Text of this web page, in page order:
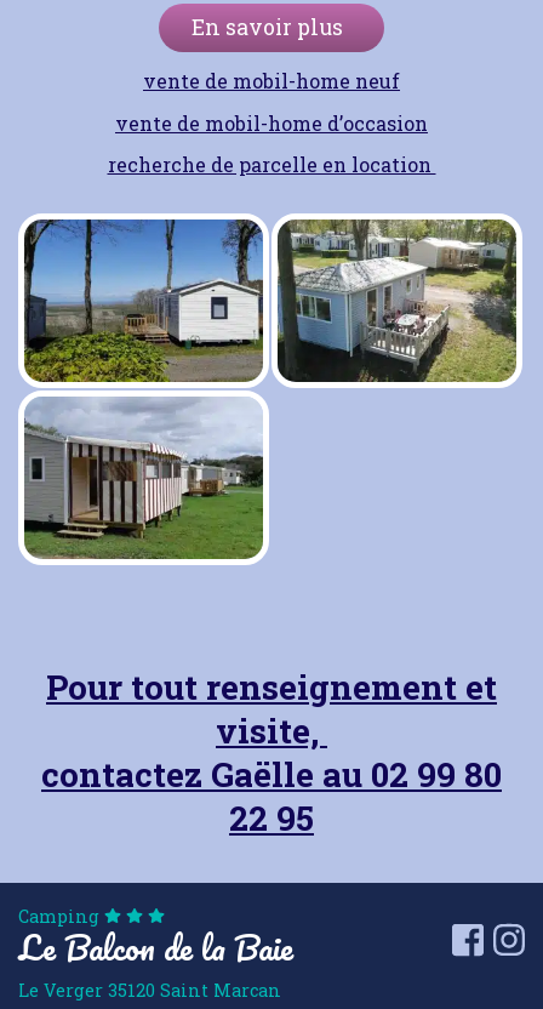
En savoir plus
vente de mobil-home neuf
vente de mobil-home d’occasion
recherche de parcelle en location
Pour tout renseignement et
visite,
contactez Gaëlle au 02 99 80
22 95
Camping
Le Balcon de la Baie
Le Verger 35120 Saint Marcan